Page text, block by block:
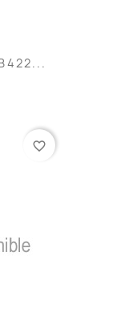
favorite_border